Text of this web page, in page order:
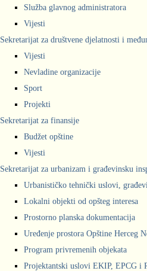
Služba glavnog administratora
Vijesti
Sekretarijat za društvene djelatnosti i
Vijesti
Nevladine organizacije
Sport
Projekti
Sekretarijat za finansije
Budžet opštine
Vijesti
Sekretarijat za urbanizam i građevinsku
Urbanističko tehnički uslovi,
Lokalni objekti od opšteg interesa
Prostorno planska dokumentacija
Uređenje prostora Opštine Herceg
Program privremenih objekata
Projektantski uslovi EKIP, EPCG i